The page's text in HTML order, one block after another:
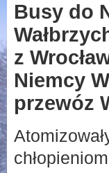
Busy do
z
Niemcy
przewóz